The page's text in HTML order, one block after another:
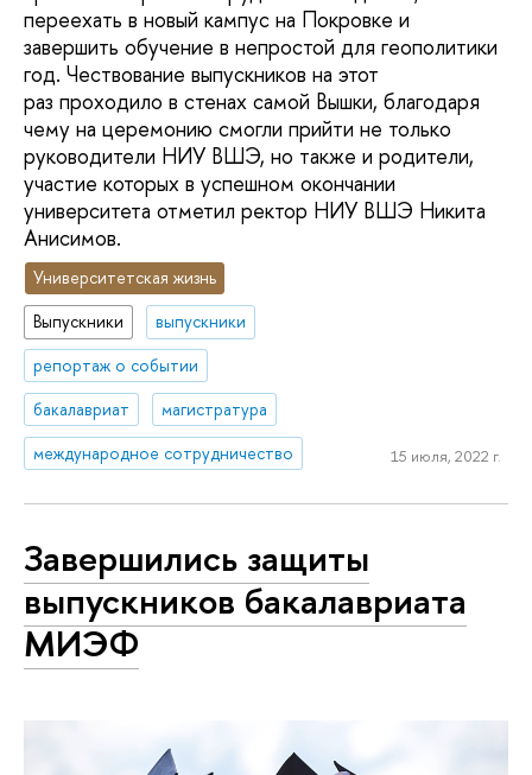
переехать в новый кампус на Покровке и
завершить обучение в непростой для геополитики
год. Чествование выпускников на этот
раз проходило в стенах самой Вышки, благодаря
чему на церемонию смогли прийти не только
руководители НИУ ВШЭ, но также и родители,
участие которых в успешном окончании
университета отметил ректор НИУ ВШЭ Никита
Анисимов.
Университетская жизнь
Выпускники
выпускники
репортаж о событии
бакалавриат
магистратура
международное сотрудничество
15 июля, 2022 г.
Завершились защиты
выпускников бакалавриата
МИЭФ